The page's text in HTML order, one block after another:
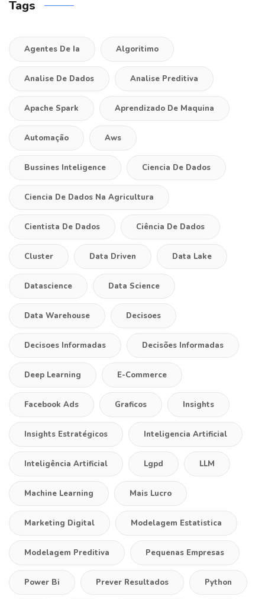
Tags
Agentes De Ia Algoritimo
Analise De Dados Analise Preditiva
Apache Spark Aprendizado De Maquina
Automação Aws
Bussines Inteligence Ciencia De Dados
Ciencia De Dados Na Agricultura
Cientista De Dados Ciência De Dados
Cluster Data Driven Data Lake
Datascience Data Science
Data Warehouse Decisoes
Decisoes Informadas Decisões Informadas
Deep Learning E-Commerce
Facebook Ads Graficos Insights
Insights Estratégicos Inteligencia Artificial
Inteligência Artificial Lgpd LLM
Machine Learning Mais Lucro
Marketing Digital Modelagem Estatistica
Modelagem Preditiva Pequenas Empresas
Power Bi Prever Resultados Python